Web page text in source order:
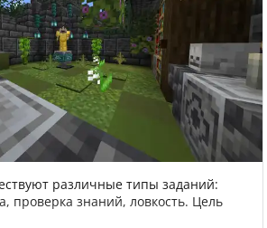
различные типы заданий:
проверка знаний, ловкость. Цель